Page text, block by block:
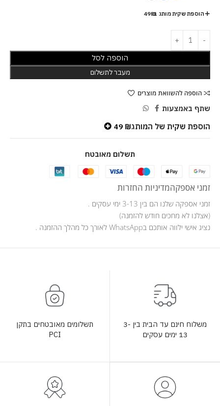
הוספת שקית מותג ב-49₪
הוספה לסל
מעבר לתשלום
הוספה להשוואת מוצרים
שתף באמצעות
הוספת שקית של המותג 49 ₪
תשלום מאובטח
זמני אספקהמדיניות החזרות
זמני אספקה שלנו הם בין 3-13 ימי עסקים .
(אצלנו לא מחכים חודש להזמנה)
נציג אישי ילווה אותכם בWhatsApp לאורך כל מהלך ההזמנה .
משלוח חינם עד הבית בין 3-
13 ימים עסקים
תשלומים מאובטחים בתקן
PCI